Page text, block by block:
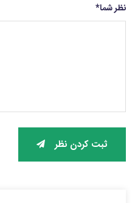
نظر شما*
ثبت کردن نظر